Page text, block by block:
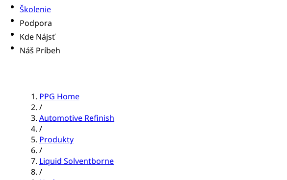
Školenie
Podpora
Kde Nájsť
Náš Príbeh
PPG Home
/
Automotive Refinish
/
Produkty
/
Liquid Solventborne
/